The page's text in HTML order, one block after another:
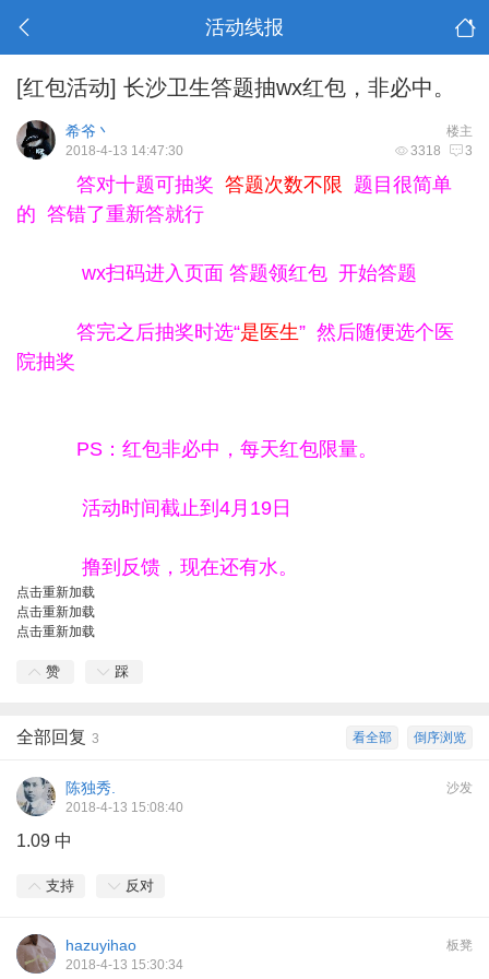
活动线报
[红包活动] 长沙卫生答题抽wx红包，非必中。
楼主
希爷丶
3318 3
2018-4-13 14:47:30
答对十题可抽奖 答题次数不限 题目很简单
的 答错了重新答就行
wx扫码进入页面 答题领红包 开始答题
答完之后抽奖时选“是医生” 然后随便选个医
院抽奖
PS：红包非必中，每天红包限量。
活动时间截止到4月19日
撸到反馈，现在还有水。
点击重新加载
点击重新加载
点击重新加载
赞 踩
倒序浏览
看全部
全部回复 3
沙发
陈独秀.
2018-4-13 15:08:40
1.09 中
支持 反对
板凳
hazuyihao
2018-4-13 15:30:34